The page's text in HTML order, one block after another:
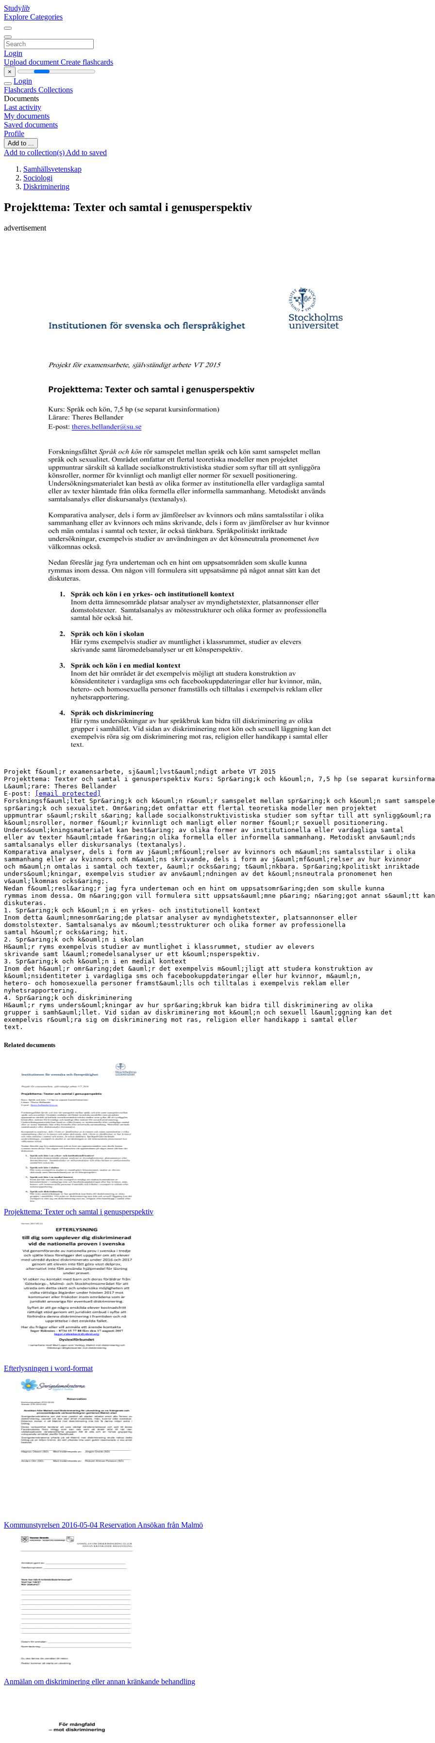
Studylib
Explore Categories
Login
Upload document Create flashcards
×
Login
Flashcards Collections
Documents
Last activity
My documents
Saved documents
Profile
Add to ...
Add to collection(s) Add to saved
Samhällsvetenskap
Sociologi
Diskriminering
Projekttema: Texter och samtal i genusperspektiv
advertisement
Projekt f&ouml;r examensarbete, sj&auml;lvst&auml;ndigt arbete VT 2015
Projekttema: Texter och samtal i genusperspektiv Kurs: Spr&aring;k och k&ouml;n, 7,5 hp (se separat
L&auml;rare: Theres Bellander
E-post:
[email protected]
Forskningsf&auml;ltet Spr&aring;k och k&ouml;n r&ouml;r samspelet mellan spr&aring;k och k&ouml;n samt
spr&aring;k och sexualitet. Omr&aring;det omfattar ett flertal teoretiska modeller men projektet
uppmuntrar s&auml;rskilt s&aring; kallade socialkonstruktivistiska studier som syftar till att synligg&ouml;ra
k&ouml;nsroller, normer f&ouml;r kvinnligt och manligt eller normer f&ouml;r sexuell positionering.
Unders&ouml;kningsmaterialet kan best&aring; av olika former av institutionella eller vardagliga samtal
eller av texter h&auml;mtade fr&aring;n olika formella eller informella sammanhang. Metodiskt anv&auml;nds
samtalsanalys eller diskursanalys (textanalys).
Komparativa analyser, dels i form av j&auml;mf&ouml;relser av kvinnors och m&auml;ns samtalsstilar i olika
sammanhang eller av kvinnors och m&auml;ns skrivande, dels i form av j&auml;mf&ouml;relser av hur kvinnor
och m&auml;n omtalas i samtal och texter, &auml;r ocks&aring; t&auml;nkbara. Spr&aring;kpolitiskt inriktade
unders&ouml;kningar, exempelvis studier av anv&auml;ndningen av det k&ouml;nsneutrala pronomenet hen
v&auml;lkomnas ocks&aring;.
Nedan f&ouml;resl&aring;r jag fyra underteman och en hint om uppsatsomr&aring;den som skulle kunna
rymmas inom dessa. Om n&aring;gon vill formulera sitt uppsats&auml;mne p&aring; n&aring;got annat s&auml;tt
diskuteras.
1. Spr&aring;k och k&ouml;n i en yrkes- och institutionell kontext
Inom detta &auml;mnesomr&aring;de platsar analyser av myndighetstexter, platsannonser eller
domstolstexter. Samtalsanalys av m&ouml;tesstrukturer och olika former av professionella
samtal h&ouml;r ocks&aring; hit.
2. Spr&aring;k och k&ouml;n i skolan
H&auml;r ryms exempelvis studier av muntlighet i klassrummet, studier av elevers
skrivande samt l&auml;romedelsanalyser ur ett k&ouml;nsperspektiv.
3. Spr&aring;k och k&ouml;n i en medial kontext
Inom det h&auml;r omr&aring;det &auml;r det exempelvis m&ouml;jligt att studera konstruktion av
k&ouml;nsidentiteter i vardagliga sms och facebookuppdateringar eller hur kvinnor, m&auml;n,
hetero- och homosexuella personer framst&auml;lls och tilltalas i exempelvis reklam eller
nyhetsrapportering.
4. Spr&aring;k och diskriminering
H&auml;r ryms unders&ouml;kningar av hur spr&aring;kbruk kan bidra till diskriminering av olika
grupper i samh&auml;llet. Vid sidan av diskriminering mot k&ouml;n och sexuell l&auml;ggning kan det
exempelvis r&ouml;ra sig om diskriminering mot ras, religion eller handikapp i samtal eller
Related documents
Projekttema: Texter och samtal i genusperspektiv
Efterlysningen i word-format
Kommunstyrelsen 2016-05-04 Reservation Ansökan från Malmö
Anmälan om diskriminering eller annan kränkande behandling